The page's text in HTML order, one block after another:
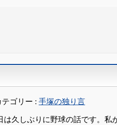
テゴリー : 手塚の独り言
久しぶりに野球の話です。